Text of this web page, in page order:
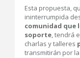
Esta propuesta,
ininterrumpida
comunidad que
soporte , tendrá
charlas y talleres
transmitirán por